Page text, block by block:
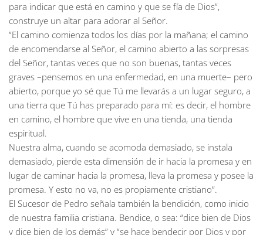
para indicar que está en camino y que se fía de Dios”,
construye un altar para adorar al Señor.
“El camino comienza todos los días por la mañana; el camino
de encomendarse al Señor, el camino abierto a las sorpresas
del Señor, tantas veces que no son buenas, tantas veces
graves –pensemos en una enfermedad, en una muerte– pero
abierto, porque yo sé que Tú me llevarás a un lugar seguro, a
una tierra que Tú has preparado para mí: es decir, el hombre
en camino, el hombre que vive en una tienda, una tienda
espiritual.
Nuestra alma, cuando se acomoda demasiado, se instala
demasiado, pierde esta dimensión de ir hacia la promesa y en
lugar de caminar hacia la promesa, lleva la promesa y posee la
promesa. Y esto no va, no es propiamente cristiano”.
El Sucesor de Pedro señala también la bendición, como inicio
de nuestra familia cristiana. Bendice, o sea: “dice bien de Dios
y dice bien de los demás” y “se hace bendecir por Dios y por